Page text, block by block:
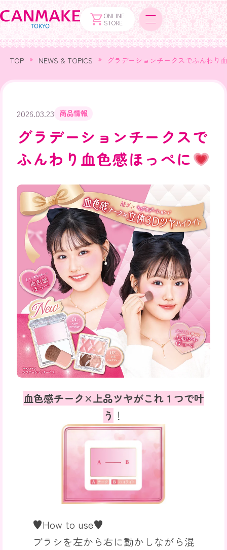
ONLINE
STORE
TOP NEWS & TOPICS グラデーションチークスでふんわり
2026.03.23 商品情報
グラデーションチークスで
ふんわり血色感ほっぺに
血色感チーク×上品ツヤがこれ１つで叶
う ！
♥How to use♥
ブラシを左から右に動かしながら混